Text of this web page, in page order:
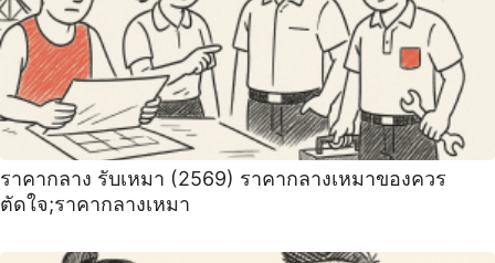
ราคากลาง รับเหมา (2569) ราคากลางเหมาของควร
ตัดใจ;ราคากลางเหมา